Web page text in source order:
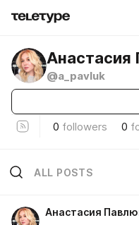
Анастасия
@a_pavluk
0 followers 0
ALL POSTS
Анастасия